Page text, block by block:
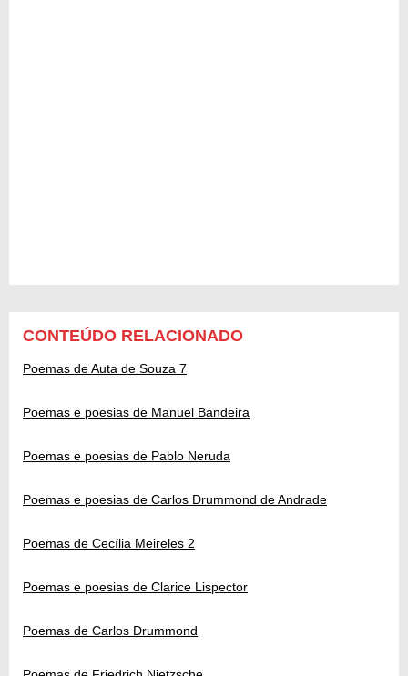
CONTEÚDO RELACIONADO
Poemas de Auta de Souza 7
Poemas e poesias de Manuel Bandeira
Poemas e poesias de Pablo Neruda
Poemas e poesias de Carlos Drummond de Andrade
Poemas de Cecília Meireles 2
Poemas e poesias de Clarice Lispector
Poemas de Carlos Drummond